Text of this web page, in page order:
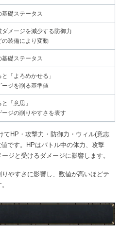
基礎ステータス
ダメージを減少する防御力
の装備により変動
基礎ステータス
と「よろめかせる」
ージを削る基準値
と「意思」
ージの削りやすさを表す
てHP・攻撃力・防御力・ウィル(意志
です。HPはバトル中の体力、攻撃
ジと受けるダメージに影響します。
やすさに影響し、数値が高いほどテ